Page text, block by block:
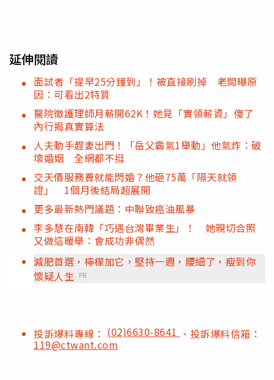
延伸閱讀
面試者「提早25分鐘到」！被直接刷掉 老闆曝原
因：可看出2特質
醫院徵護理師月薪開62K！她見「實領薪資」傻了
內行揭真實算法
人夫動手趕妻出門！「岳父霸氣1舉動」他氣炸：破
壞婚姻 全網都不挺
交天價服務費就能閃婚？他砸75萬「隔天就領
證」 1個月後結局超展開
更多最新熱門議題：中聯致癌油風暴
李多慧在南韓「巧遇台灣畢業生」！ 她親切合照
又做這暖舉：會成功非偶然
減肥首選，檸檬加它，堅持一週，腰細了，瘦到你
懷疑人生 PR
投訴爆料專線： (02)6630-8641 、投訴爆料信箱：
119@ctwant.com